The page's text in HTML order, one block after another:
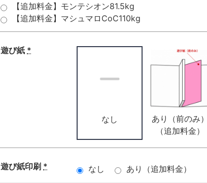
【追加料金】モンテシオン81.5kg
【追加料金】マシュマロCoC110kg
遊び紙 *
なし
あり（前のみ）
（追加料金）
遊び紙印刷 * なし あり（追加料金）